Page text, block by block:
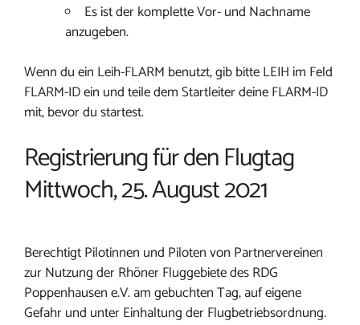
Es ist der komplette Vor- und Nachname
anzugeben.
Wenn du ein Leih-FLARM benutzt, gib bitte LEIH im Feld
FLARM-ID ein und teile dem Startleiter deine FLARM-ID
mit, bevor du startest.
Registrierung für den Flugtag
Mittwoch, 25. August 2021
Berechtigt Pilotinnen und Piloten von Partnervereinen
zur Nutzung der Rhöner Fluggebiete des RDG
Poppenhausen e.V. am gebuchten Tag, auf eigene
Gefahr und unter Einhaltung der Flugbetriebsordnung.